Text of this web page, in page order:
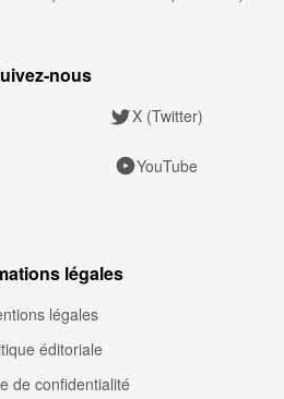
X (Twitter)
YouTube
légales
légales
éditoriale
de confidentialité